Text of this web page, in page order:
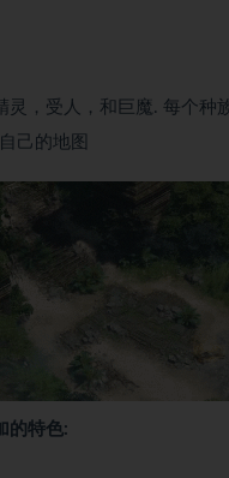
，受人，和巨魔. 每个种
己的地图
的特色: